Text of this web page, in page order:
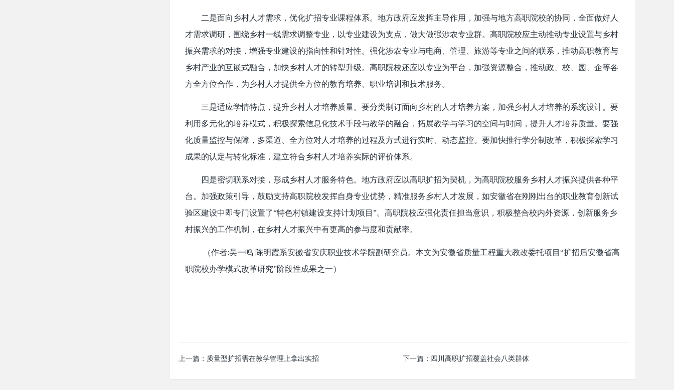
二是面向乡村人才需求，优化扩招专业课程体系。地方政府应发挥主导作用，加强与地方高职院校的协同，全面做好人
才需求调研，围绕乡村一线需求调整专业，以专业建设为支点，做大做强涉农专业群。高职院校应主动推动专业设置与乡村
振兴需求的对接，增强专业建设的指向性和针对性。强化涉农专业与电商、管理、旅游等专业之间的联系，推动高职教育与
乡村产业的互嵌式融合，加快乡村人才的转型升级。高职院校还应以专业为平台，加强资源整合，推动政、校、园、企等各
方全方位合作，为乡村人才提供全方位的教育培养、职业培训和技术服务。
三是适应学情特点，提升乡村人才培养质量。要分类制订面向乡村的人才培养方案，加强乡村人才培养的系统设计。要
利用多元化的培养模式，积极探索信息化技术手段与教学的融合，拓展教学与学习的空间与时间，提升人才培养质量。要强
化质量监控与保障，多渠道、全方位对人才培养的过程及方式进行实时、动态监控。要加快推行学分制改革，积极探索学习
成果的认定与转化标准，建立符合乡村人才培养实际的评价体系。
四是密切联系对接，形成乡村人才服务特色。地方政府应以高职扩招为契机，为高职院校服务乡村人才振兴提供各种平
台。加强政策引导，鼓励支持高职院校发挥自身专业优势，精准服务乡村人才发展，如安徽省在刚刚出台的职业教育创新试
验区建设中即专门设置了“特色村镇建设支持计划项目”。高职院校应强化责任担当意识，积极整合校内外资源，创新服务乡
村振兴的工作机制，在乡村人才振兴中有更高的参与度和贡献率。
（作者:吴一鸣 陈明霞系安徽省安庆职业技术学院副研究员。本文为安徽省质量工程重大教改委托项目“扩招后安徽省高
职院校办学模式改革研究”阶段性成果之一）
上一篇： 质量型扩招需在教学管理上拿出实招 下一篇： 四川高职扩招覆盖社会八类群体